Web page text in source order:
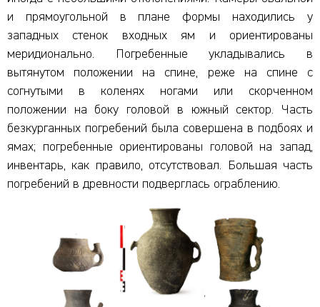
и прямоугольной в плане формы находились у
западных стенок входных ям и ориентированы
меридионально. Погребенные укладывались в
вытянутом положении на спине, реже на спине с
согнутыми в коленях ногами или скорченном
положении на боку головой в южный сектор. Часть
безкурганных погребений была совершена в подбоях и
ямах; погребенные ориентированы головой на запад,
инвентарь, как правило, отсутствовал. Большая часть
погребений в древности подверглась ограблению.